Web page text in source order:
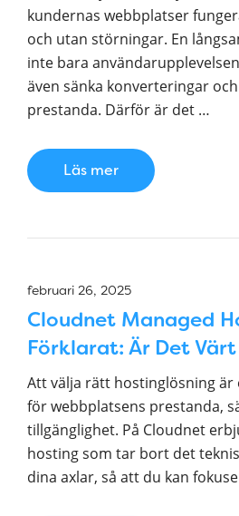
kundernas webbplatser
och utan störningar. En
inte bara
även sänka konverteringar
prestanda. Därför är det …
Läs mer
februari 26, 2025
Cloudnet Managed
Förklarat: Är Det
Att välja rätt hostinglösning är
för webbplatsens prestanda,
tillgänglighet. På Cloudnet
hosting som tar bort det
dina axlar, så att du kan